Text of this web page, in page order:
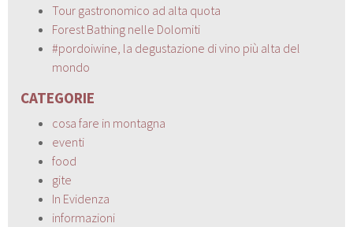
Tour gastronomico ad alta quota
Forest Bathing nelle Dolomiti
#pordoiwine, la degustazione di vino più alta del
mondo
CATEGORIE
cosa fare in montagna
eventi
food
gite
In Evidenza
informazioni